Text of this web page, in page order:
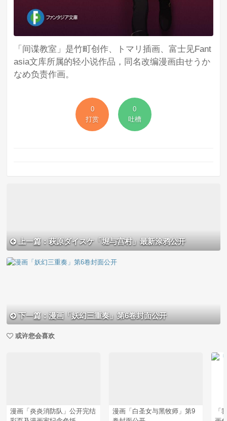
「间谍教室」是竹町创作、トマリ插画、富士见Fant
asia文库所属的轻小说作品，同名改编漫画由せうか
なめ负责作画。
0
打赏
0
吐槽
上一篇：萩原ダイスケ「堀与宫村」最新涂鸦公开
下一篇：漫画「妖幻三重奏」第6卷封面公开
或许您会喜欢
漫画「炎炎消防队」公开完结
漫画「白圣女与黑牧师」第9
「